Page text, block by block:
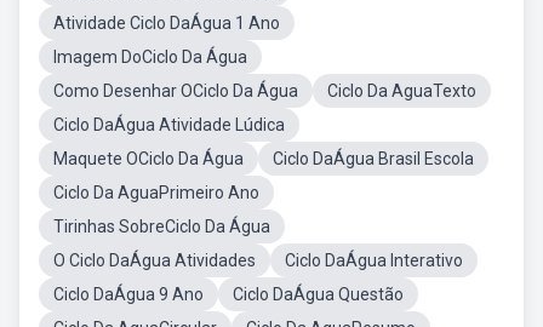
Atividade Ciclo DaÁgua 1 Ano
Imagem DoCiclo Da Água
Como Desenhar OCiclo Da Água
Ciclo Da AguaTexto
Ciclo DaÁgua Atividade Lúdica
Maquete OCiclo Da Água
Ciclo DaÁgua Brasil Escola
Ciclo Da AguaPrimeiro Ano
Tirinhas SobreCiclo Da Água
O Ciclo DaÁgua Atividades
Ciclo DaÁgua Interativo
Ciclo DaÁgua 9 Ano
Ciclo DaÁgua Questão